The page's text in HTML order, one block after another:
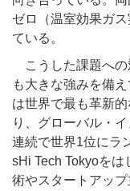
ゼロ（温室効果ガ
ている。
こうした課題への
も大きな強みを備
は世界で最も革新
り、グローバル・
連続で世界1位にラ
sHi Tech Tokyoを
術やスタートアッ